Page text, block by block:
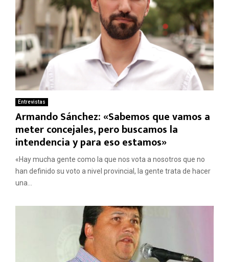
Entrevistas
Armando Sánchez: «Sabemos que vamos a
meter concejales, pero buscamos la
intendencia y para eso estamos»
«Hay mucha gente como la que nos vota a nosotros que no
han definido su voto a nivel provincial, la gente trata de hacer
una...